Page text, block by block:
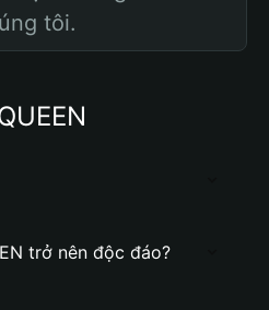
tôi.
trở nên độc đáo?